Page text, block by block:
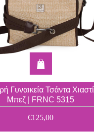
Γυναικεία Τσάντα Χιαστί
Μπεζ | FRNC 5315
€125,00